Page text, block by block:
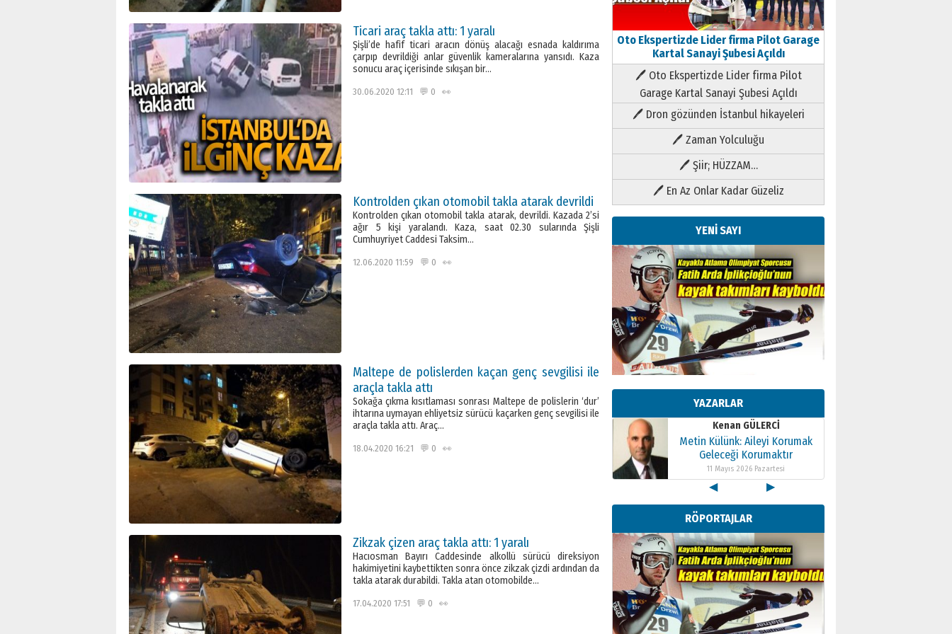
Ticari araç takla attı: 1 yaralı
Şişli’de hafif ticari aracın dönüş alacağı esnada kaldırıma
çarpıp devrildiği anlar güvenlik kameralarına yansıdı. Kaza
sonucu araç içerisinde sıkışan bir…
30.06.2020 12:11 💬 0 👀
Kontrolden çıkan otomobil takla atarak devrildi
Kontrolden çıkan otomobil takla atarak, devrildi. Kazada 2’si
ağır 5 kişi yaralandı. Kaza, saat 02.30 sularında Şişli
Cumhuyriyet Caddesi Taksim…
12.06.2020 11:59 💬 0 👀
Maltepe de polislerden kaçan genç sevgilisi ile
araçla takla attı
Sokağa çıkma kısıtlaması sonrası Maltepe de polislerin ‘dur’
ihtarına uymayan ehliyetsiz sürücü kaçarken genç sevgilisi ile
araçla takla attı. Araç…
18.04.2020 16:21 💬 0 👀
Zikzak çizen araç takla attı: 1 yaralı
Hacıosman Bayırı Caddesinde alkollü sürücü direksiyon
hakimiyetini kaybettikten sonra önce zikzak çizdi ardından da
takla atarak durabildi. Takla atan otomobilde…
17.04.2020 17:51 💬 0 👀
Oto Ekspertizde Lider firma Pilot Garage
Kartal Sanayi Şubesi Açıldı
🖊 Oto Ekspertizde Lider firma Pilot
Garage Kartal Sanayi Şubesi Açıldı
🖊 Dron gözünden İstanbul hikayeleri
🖊 Zaman Yolculuğu
🖊 Şiir; HÜZZAM…
🖊 En Az Onlar Kadar Güzeliz
YENİ SAYI
YAZARLAR
Kenan GÜLERCİ
Metin Külünk: Aileyi Korumak
Geleceği Korumaktır
11 Mayıs 2026 Pazartesi
Kenan GÜLERCİ
Metin Külünk: Aileyi Korumak
Geleceği Korumaktır
11 Mayıs 2026 Pazartesi
Kenan GÜLERCİ
Metin Külünk: Aileyi Korumak
Geleceği Korumaktır
11 Mayıs 2026 Pazartesi
◀ ▶
RÖPORTAJLAR